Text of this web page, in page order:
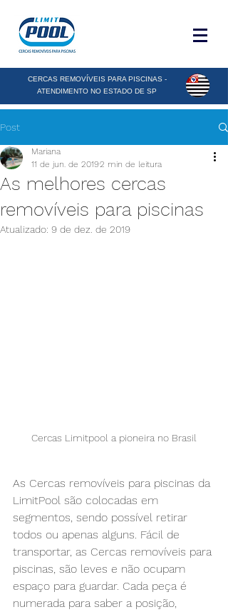
CERCAS REMOVÍVEIS PARA PISCINAS -
ATENDIMENTO NO ESTADO DE SP
Post
As melhores cercas
removíveis para piscinas
Mariana
11 de jun. de 20192 min de leitura
Atualizado: 9 de dez. de 2019
Cercas Limitpool a pioneira no Brasil
As Cercas removíveis para piscinas da
LimitPool são colocadas em
segmentos, sendo possível retirar
todos ou apenas alguns. Fácil de
transportar, as Cercas removíveis para
piscinas , são leves e não ocupam
espaço para guardar. Cada peça é
numerada para saber a posição,